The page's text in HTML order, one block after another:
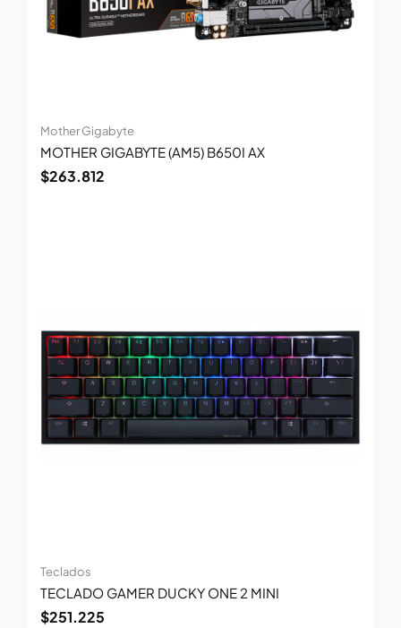
Mother Gigabyte
MOTHER GIGABYTE (AM5) B650I AX
$263.812
Teclados
TECLADO GAMER DUCKY ONE 2 MINI
$251.225